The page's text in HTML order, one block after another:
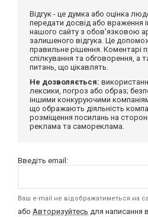
Відгук - це думка або оцінка
передати досвід або враження
нашого сайту з обов'язковою
залишеного відгука. Це
правильне рішення. Коментарі
спілкування та обговорення, а
питань, що цікавлять.
Не дозволяється:
лексики, погроз або образ;
іншими конкуруючими
що ображають діяльність
розміщення посилань на
реклама та самореклама.
Введіть email:
Ваш e-mail не відображатиметься на
або Авторизуйтесь для написання